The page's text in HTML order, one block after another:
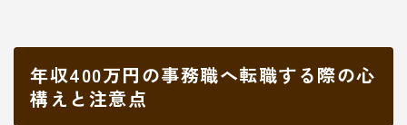
年収400万円の事務職へ転職する際の心
構えと注意点